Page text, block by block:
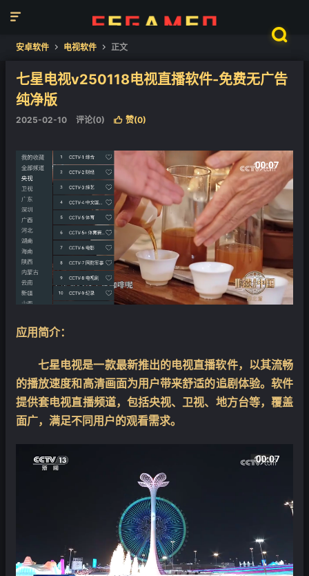


安卓软件  电视软件  正文
七星电视v250118电视直播软件-免费无广告
纯净版
2025-02-10 评论(0)  赞(0)
应用简介：
七星电视是一款最新推出的电视直播软件，以其流畅
的播放速度和高清画面为用户带来舒适的追剧体验。软件
提供套电视直播频道，包括央视、卫视、地方台等，覆盖
面广，满足不同用户的观看需求。